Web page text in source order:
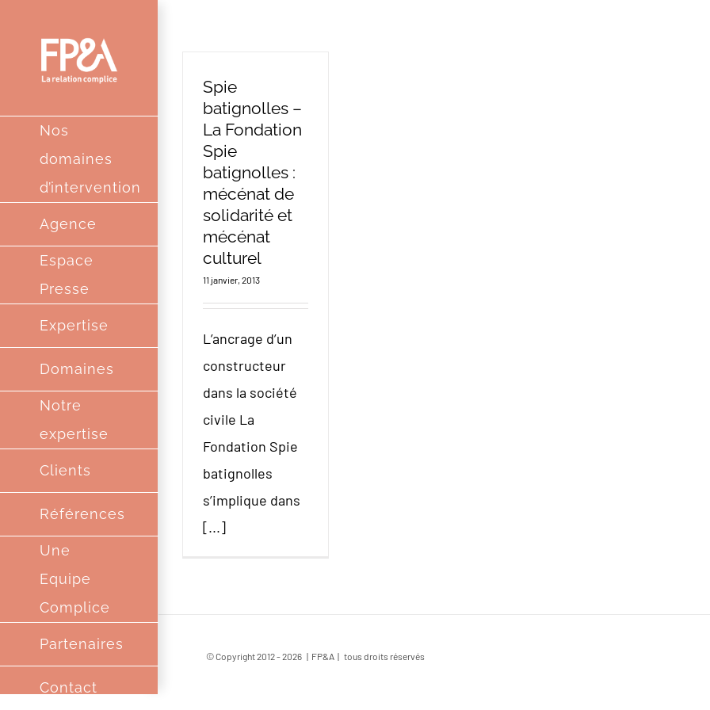
contenu
Nos
domaines
d’intervention
Agence
Espace
Presse
Expertise
Domaines
Notre
expertise
Clients
Références
Une
Equipe
Complice
Partenaires
Contact
Spie
batignolles –
La Fondation
Spie
batignolles :
mécénat de
solidarité et
mécénat
culturel
11 janvier, 2013
L’ancrage d’un
constructeur
dans la société
civile La
Fondation Spie
batignolles
s’implique dans
[...]
© Copyright 2012 -2026 | FP&A | tous droits réservés